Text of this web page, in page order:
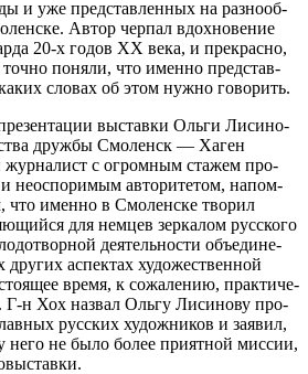
и уже пред­став­лен­ных на раз­но­об­
Автор чер­пал вдох­но­ве­ние
20‑х годов XX века, и пре­красно,
поняли, что именно пред­став­
сло­вах об этом нужно гово­рить.
выставки Ольги Лиси­но­
дружбы Смо­ленск — Хаген
с огром­ным ста­жем про­
неоспо­ри­мым авто­ри­те­том, напом­
что именно в Смо­лен­ске тво­рил
для нем­цев зер­ка­лом рус­ского
дея­тель­но­сти объ­еди­не­
аспек­тах худо­же­ствен­ной
время, к сожа­ле­нию, прак­ти­че­
Г‑н Хох назвал Ольгу Лиси­нову про­
рус­ских худож­ни­ков и заявил,
него не было более при­ят­ной мис­сии,